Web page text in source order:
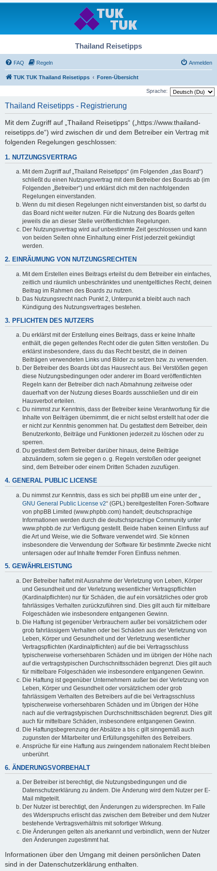
Thailand Reisetipps
FAQ Regeln Anmelden
TUK TUK Thailand Reisetipps Foren-Übersicht
Sprache:
Thailand Reisetipps - Registrierung
Mit dem Zugriff auf „Thailand Reisetipps“ („https://www.thailand-
reisetipps.de“) wird zwischen dir und dem Betreiber ein Vertrag mit
folgenden Regelungen geschlossen:
1. NUTZUNGSVERTRAG
Mit dem Zugriff auf „Thailand Reisetipps“ (im Folgenden „das Board“)
schließt du einen Nutzungsvertrag mit dem Betreiber des Boards ab (im
Folgenden „Betreiber“) und erklärst dich mit den nachfolgenden
Regelungen einverstanden.
Wenn du mit diesen Regelungen nicht einverstanden bist, so darfst du
das Board nicht weiter nutzen. Für die Nutzung des Boards gelten
jeweils die an dieser Stelle veröffentlichten Regelungen.
Der Nutzungsvertrag wird auf unbestimmte Zeit geschlossen und kann
von beiden Seiten ohne Einhaltung einer Frist jederzeit gekündigt
werden.
2. EINRÄUMUNG VON NUTZUNGSRECHTEN
Mit dem Erstellen eines Beitrags erteilst du dem Betreiber ein einfaches,
zeitlich und räumlich unbeschränktes und unentgeltliches Recht, deinen
Beitrag im Rahmen des Boards zu nutzen.
Das Nutzungsrecht nach Punkt 2, Unterpunkt a bleibt auch nach
Kündigung des Nutzungsvertrages bestehen.
3. PFLICHTEN DES NUTZERS
Du erklärst mit der Erstellung eines Beitrags, dass er keine Inhalte
enthält, die gegen geltendes Recht oder die guten Sitten verstoßen. Du
erklärst insbesondere, dass du das Recht besitzt, die in deinen
Beiträgen verwendeten Links und Bilder zu setzen bzw. zu verwenden.
Der Betreiber des Boards übt das Hausrecht aus. Bei Verstößen gegen
diese Nutzungsbedingungen oder anderer im Board veröffentlichten
Regeln kann der Betreiber dich nach Abmahnung zeitweise oder
dauerhaft von der Nutzung dieses Boards ausschließen und dir ein
Hausverbot erteilen.
Du nimmst zur Kenntnis, dass der Betreiber keine Verantwortung für die
Inhalte von Beiträgen übernimmt, die er nicht selbst erstellt hat oder die
er nicht zur Kenntnis genommen hat. Du gestattest dem Betreiber, dein
Benutzerkonto, Beiträge und Funktionen jederzeit zu löschen oder zu
sperren.
Du gestattest dem Betreiber darüber hinaus, deine Beiträge
abzuändern, sofern sie gegen o. g. Regeln verstoßen oder geeignet
sind, dem Betreiber oder einem Dritten Schaden zuzufügen.
4. GENERAL PUBLIC LICENSE
Du nimmst zur Kenntnis, dass es sich bei phpBB um eine unter der „
GNU General Public License v2“ (GPL) bereitgestellten Foren-Software
von phpBB Limited (www.phpbb.com) handelt; deutschsprachige
Informationen werden durch die deutschsprachige Community unter
www.phpbb.de zur Verfügung gestellt. Beide haben keinen Einfluss auf
die Art und Weise, wie die Software verwendet wird. Sie können
insbesondere die Verwendung der Software für bestimmte Zwecke nicht
untersagen oder auf Inhalte fremder Foren Einfluss nehmen.
5. GEWÄHRLEISTUNG
Der Betreiber haftet mit Ausnahme der Verletzung von Leben, Körper
und Gesundheit und der Verletzung wesentlicher Vertragspflichten
(Kardinalpflichten) nur für Schäden, die auf ein vorsätzliches oder grob
fahrlässiges Verhalten zurückzuführen sind. Dies gilt auch für mittelbare
Folgeschäden wie insbesondere entgangenen Gewinn.
Die Haftung ist gegenüber Verbrauchern außer bei vorsätzlichem oder
grob fahrlässigem Verhalten oder bei Schäden aus der Verletzung von
Leben, Körper und Gesundheit und der Verletzung wesentlicher
Vertragspflichten (Kardinalpflichten) auf die bei Vertragsschluss
typischerweise vorhersehbaren Schäden und im übrigen der Höhe nach
auf die vertragstypischen Durchschnittsschäden begrenzt. Dies gilt auch
für mittelbare Folgeschäden wie insbesondere entgangenen Gewinn.
Die Haftung ist gegenüber Unternehmern außer bei der Verletzung von
Leben, Körper und Gesundheit oder vorsätzlichem oder grob
fahrlässigem Verhalten des Betreibers auf die bei Vertragsschluss
typischerweise vorhersehbaren Schäden und im Übrigen der Höhe
nach auf die vertragstypischen Durchschnittsschäden begrenzt. Dies gilt
auch für mittelbare Schäden, insbesondere entgangenen Gewinn.
Die Haftungsbegrenzung der Absätze a bis c gilt sinngemäß auch
zugunsten der Mitarbeiter und Erfüllungsgehilfen des Betreibers.
Ansprüche für eine Haftung aus zwingendem nationalem Recht bleiben
unberührt.
6. ÄNDERUNGSVORBEHALT
Der Betreiber ist berechtigt, die Nutzungsbedingungen und die
Datenschutzerklärung zu ändern. Die Änderung wird dem Nutzer per E-
Mail mitgeteilt.
Der Nutzer ist berechtigt, den Änderungen zu widersprechen. Im Falle
des Widerspruchs erlischt das zwischen dem Betreiber und dem Nutzer
bestehende Vertragsverhältnis mit sofortiger Wirkung.
Die Änderungen gelten als anerkannt und verbindlich, wenn der Nutzer
den Änderungen zugestimmt hat.
Informationen über den Umgang mit deinen persönlichen Daten
sind in der Datenschutzerklärung enthalten.